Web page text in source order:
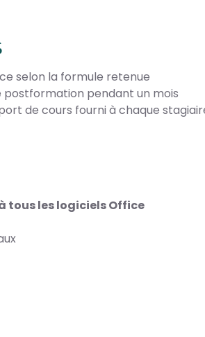
selon la formule retenue
postformation pendant un mois
de cours fourni à chaque
tous les logiciels Office